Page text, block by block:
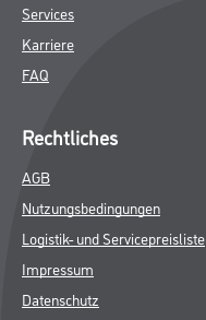
Services
Karriere
FAQ
Rechtliches
AGB
Nutzungsbedingungen
Logistik- und Servicepreisliste
Impressum
Datenschutz